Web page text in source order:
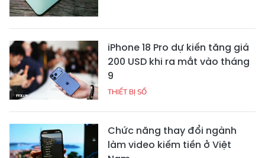
iPhone 18 Pro dự kiến tăng giá
200 USD khi ra mắt vào tháng
9
THIẾT BỊ SỐ
Chức năng thay đổi ngành
làm video kiếm tiền ở Việt